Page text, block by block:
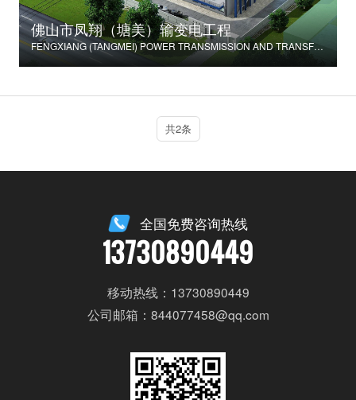
佛山市凤翔（塘美）输变电工程
FENGXIANG (TANGMEI) POWER TRANSMISSION AND TRANSFORMATION PROJECT
共2条
全国免费咨询热线
13730890449
移动热线：13730890449
公司邮箱：844077458@qq.com